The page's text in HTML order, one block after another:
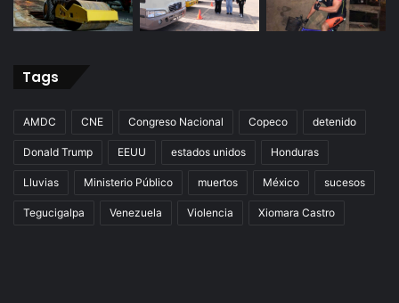
Tags
AMDC CNE Congreso Nacional Copeco detenido
Donald Trump EEUU estados unidos Honduras
Lluvias Ministerio Público muertos México sucesos
Tegucigalpa Venezuela Violencia Xiomara Castro